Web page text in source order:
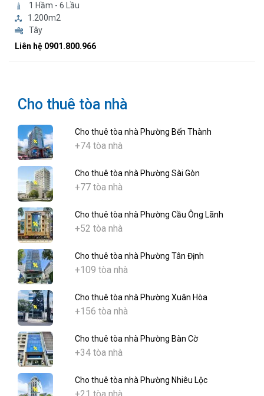
1 Hầm - 6 Lầu
1.200m2
Tây
Liên hệ 0901.800.966
Cho thuê tòa nhà
Cho thuê tòa nhà Phường Bến Thành
+74 tòa nhà
Cho thuê tòa nhà Phường Sài Gòn
+77 tòa nhà
Cho thuê tòa nhà Phường Cầu Ông Lãnh
+52 tòa nhà
Cho thuê tòa nhà Phường Tân Định
+109 tòa nhà
Cho thuê tòa nhà Phường Xuân Hòa
+156 tòa nhà
Cho thuê tòa nhà Phường Bàn Cờ
+34 tòa nhà
Cho thuê tòa nhà Phường Nhiêu Lộc